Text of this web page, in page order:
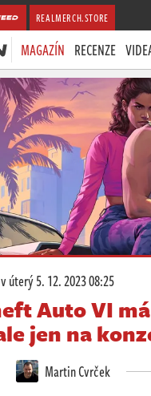
REALMERCH.STORE
MAGAZÍN RECENZE
v úterý5. 12. 2023 08:25
Auto VI
jen na
Martin Cvrček